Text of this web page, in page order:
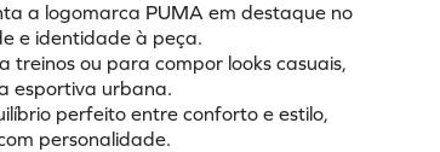
a logomarca PUMA em destaque no
e identidade à peça.
treinos ou para compor looks casuais,
esportiva urbana.
perfeito entre conforto e estilo,
personalidade.